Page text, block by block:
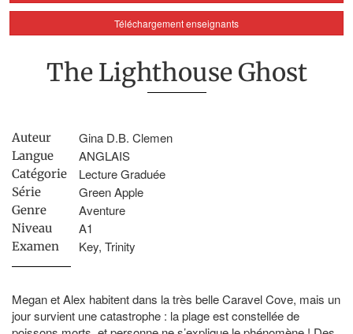
Téléchargement enseignants
The Lighthouse Ghost
Auteur Gina D.B. Clemen
Langue ANGLAIS
Catégorie Lecture Graduée
Série Green Apple
Genre Aventure
Niveau A1
Examen Key, Trinity
Megan et Alex habitent dans la très belle Caravel Cove, mais un
jour survient une catastrophe : la plage est constellée de